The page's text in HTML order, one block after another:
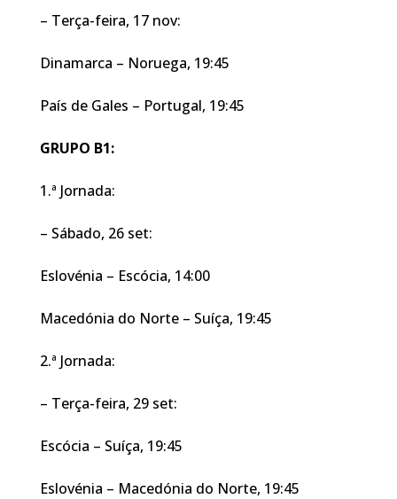
– Terça-feira, 17 nov:
Dinamarca – Noruega, 19:45
País de Gales – Portugal, 19:45
GRUPO B1:
1.ª Jornada:
– Sábado, 26 set:
Eslovénia – Escócia, 14:00
Macedónia do Norte – Suíça, 19:45
2.ª Jornada:
– Terça-feira, 29 set:
Escócia – Suíça, 19:45
Eslovénia – Macedónia do Norte, 19:45